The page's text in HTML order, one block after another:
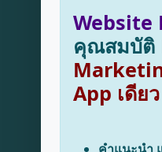
Website
คุณสมบัติ
App เดียว